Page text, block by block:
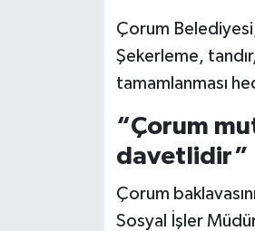
Çorum
Şekerleme,
tamamlanması
“Çorum
davetlidir”
Çorum
Sosyal İşler